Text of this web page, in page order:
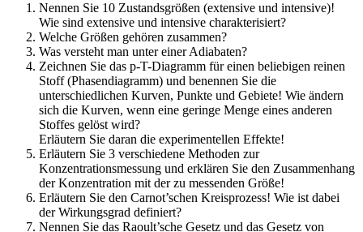
Nennen Sie 10 Zustandsgrößen (extensive und intensive)!
Wie sind extensive und intensive charakterisiert?
Welche Größen gehören zusammen?
Was versteht man unter einer Adiabaten?
Zeichnen Sie das p-T-Diagramm für einen beliebigen reinen
Stoff (Phasendiagramm) und benennen Sie die
unterschiedlichen Kurven, Punkte und Gebiete! Wie ändern
sich die Kurven, wenn eine geringe Menge eines anderen
Stoffes gelöst wird?
Erläutern Sie daran die experimentellen Effekte!
Erläutern Sie 3 verschiedene Methoden zur
Konzentrationsmessung und erklären Sie den Zusammenhang
der Konzentration mit der zu messenden Größe!
Erläutern Sie den Carnot’schen Kreisprozess! Wie ist dabei
der Wirkungsgrad definiert?
Nennen Sie das Raoult’sche Gesetz und das Gesetz von